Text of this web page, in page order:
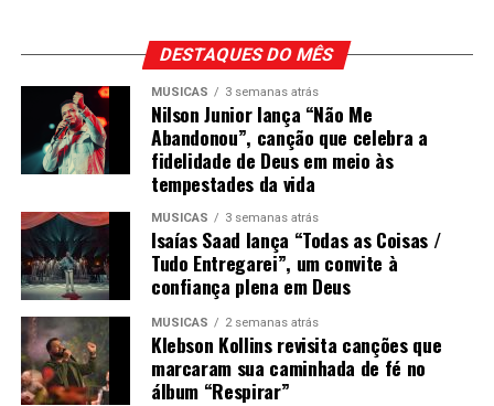
DESTAQUES DO MÊS
MÚSICAS 3 semanas atrás
Nilson Junior lança “Não Me
Abandonou”, canção que celebra a
fidelidade de Deus em meio às
tempestades da vida
MÚSICAS 3 semanas atrás
Isaías Saad lança “Todas as Coisas /
Tudo Entregarei”, um convite à
confiança plena em Deus
MÚSICAS 2 semanas atrás
Klebson Kollins revisita canções que
marcaram sua caminhada de fé no
álbum “Respirar”